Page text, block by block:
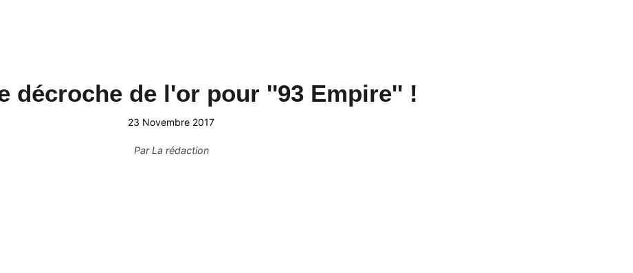
décroche de l'or pour ''93 Empire'' !
23 Novembre 2017
ParLa rédaction